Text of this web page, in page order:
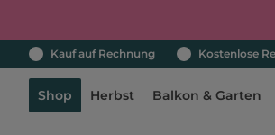
Kauf auf Rechnung Kostenlose
Shop Herbst Balkon & Garten